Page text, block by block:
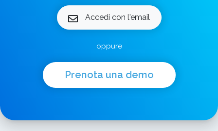
Accedi con l'email
oppure
Prenota una demo